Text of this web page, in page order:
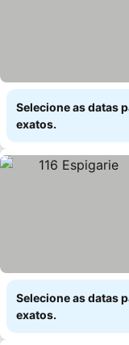
Selecione as datas
exatos.
Selecione as datas
exatos.